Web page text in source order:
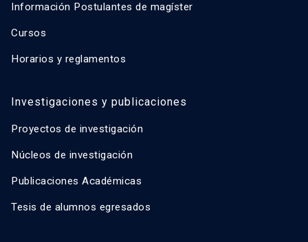
Información Postulantes de magíster
Cursos
Horarios y reglamentos
Investigaciones y publicaciones
Proyectos de investigación
Núcleos de investigación
Publicaciones Académicas
Tesis de alumnos egresados